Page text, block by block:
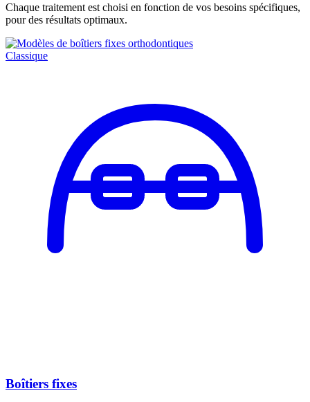
Chaque traitement est choisi en fonction de vos besoins spécifiques,
pour des résultats optimaux.
Classique
Boîtiers fixes